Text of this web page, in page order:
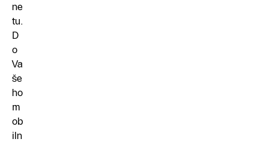
ne
tu.
D
o
Va
še
ho
m
ob
iln